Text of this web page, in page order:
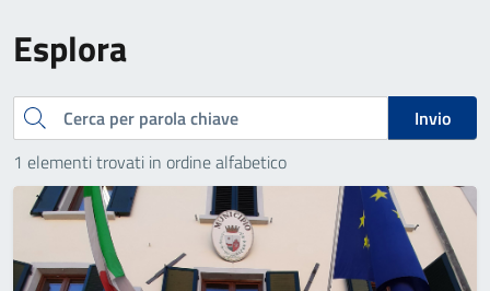
Esplora
Cerca
Invio
1 elementi trovati in ordine alfabetico